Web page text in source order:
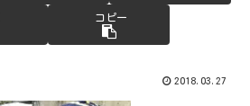
コピー
2018.03.27